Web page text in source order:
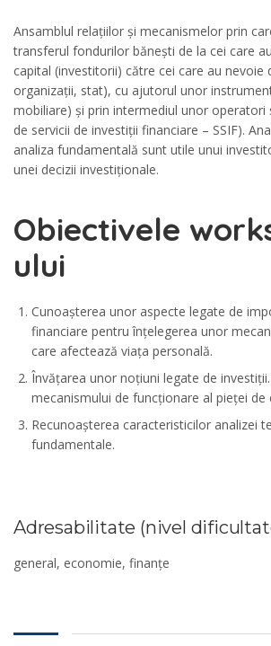
Ansamblul relațiilor și mecanismelor prin
transferul fondurilor bănești de la cei care
capital (investitorii) către cei care au nevoie
organizații, stat), cu ajutorul unor
mobiliare) și prin intermediul unor operatori
de servicii de investiții financiare – SSIF).
analiza fundamentală sunt utile unui
unei decizii investiționale.
Obiectivele
ului
Cunoașterea unor aspecte legate de
financiare pentru înțelegerea unor
care afectează viața personală.
Învățarea unor noțiuni legate de
mecanismului de funcționare al pieței de
Recunoașterea caracteristicilor analizei
fundamentale.
Adresabilitate (nivel
general, economie, finanțe